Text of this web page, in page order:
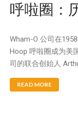
呼啦圈：
Wham-O 公司在
Hoop 呼啦圈成为美
司的联合创始人
READ MORE